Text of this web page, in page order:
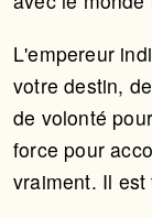
L'empereur
votre destin,
de volonté
force pour
vraiment. Il est